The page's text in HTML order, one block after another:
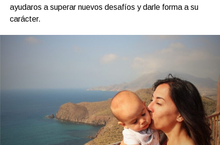
ayudaros a superar nuevos desafíos y darle forma a su
carácter.